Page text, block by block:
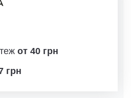
от 40 грн
грн